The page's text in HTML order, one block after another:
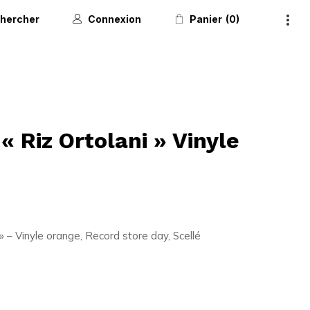
Connexion Panier 0
Riz Ortolani » Vinyle
– Vinyle orange, Record store day, Scellé